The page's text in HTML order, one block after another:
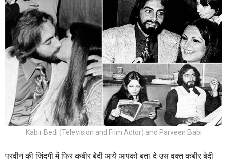
Kabir Bedi (Television and Film Actor) and Parveen Babi
परवीन की जिंदगी में फिर कबीर बेदी आये आपको बता दे उस वक्त कबीर बेदी